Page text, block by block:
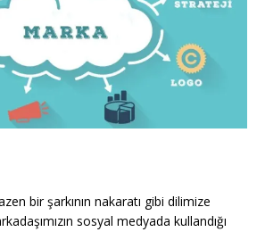
bir şarkının nakaratı gibi dilimize
sosyal medyada kullandığı